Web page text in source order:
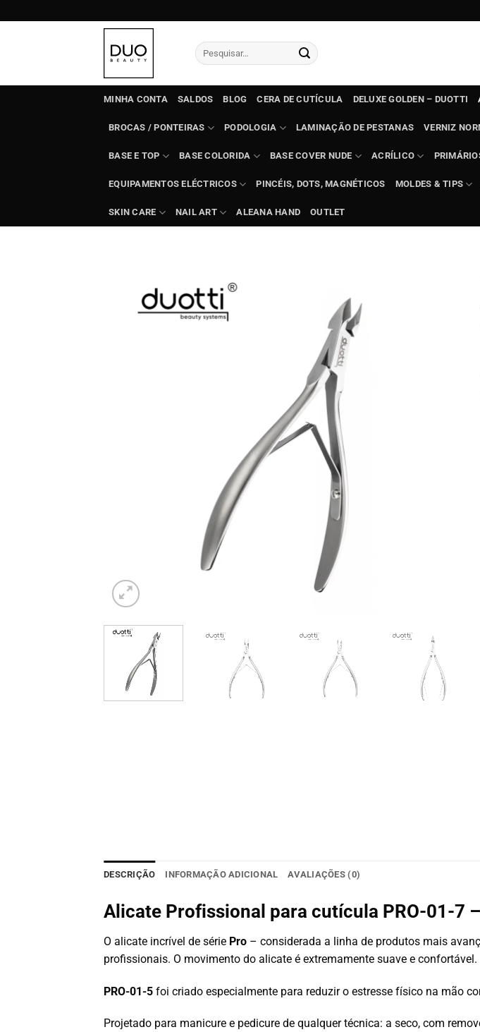
to
Pesquisar
por:
MINHA CONTA SALDOS BLOG CERA DE CUTÍCULA DELUXE GOLDEN – DUOTTI
BROCAS / PONTEIRAS PODOLOGIA LAMINAÇÃO DE PESTANAS VERNIZ
BASE E TOP BASE COLORIDA BASE COVER NUDE ACRÍLICO
EQUIPAMENTOS ELÉCTRICOS PINCÉIS, DOTS, MAGNÉTICOS MOLDES & TIPS
SKIN CARE NAIL ART ALEANA HAND OUTLET
DESCRIÇÃO INFORMAÇÃO ADICIONAL AVALIAÇÕES (0)
Alicate Profissional para cutícula PRO-01-7
O alicate incrível de série Pro – considerada a linha de produtos mais
profissionais. O movimento do alicate é extremamente suave e confortável.
PRO-01-5 foi criado especialmente para reduzir o estresse físico na mão
Projetado para manicure e pedicure de qualquer técnica: a seco, com